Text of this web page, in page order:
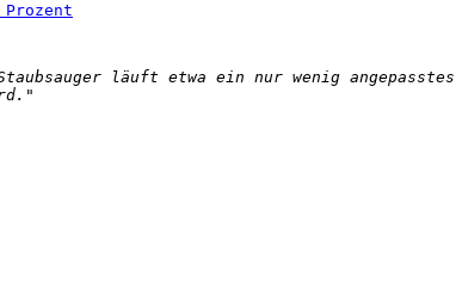
läuft etwa ein nur wenig angepasstes